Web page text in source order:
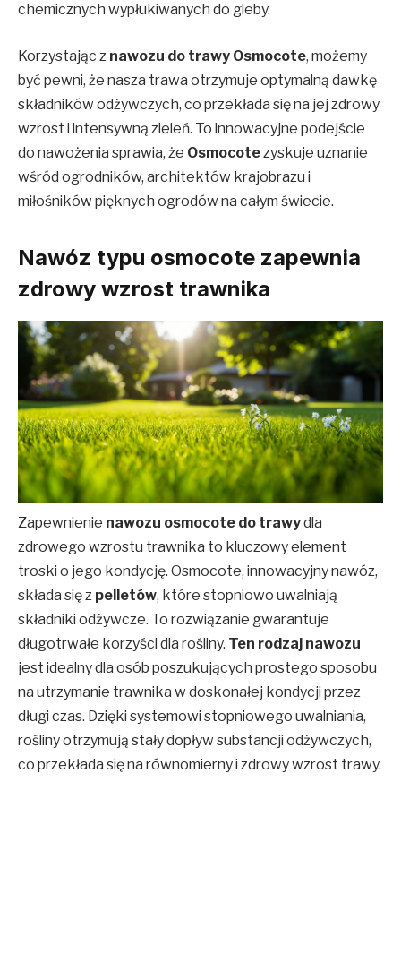
chemicznych wypłukiwanych do gleby.
Korzystając z nawozu do trawy Osmocote, możemy
być pewni, że nasza trawa otrzymuje optymalną dawkę
składników odżywczych, co przekłada się na jej zdrowy
wzrost i intensywną zieleń. To innowacyjne podejście
do nawożenia sprawia, że Osmocotezyskuje uznanie
wśród ogrodników, architektów krajobrazu i
miłośników pięknych ogrodów na całym świecie.
Nawóz typu osmocote zapewnia
zdrowy wzrost trawnika
Zapewnienie nawozu osmocote do trawydla
zdrowego wzrostu trawnika to kluczowy element
troski o jego kondycję. Osmocote, innowacyjny nawóz,
składa się z pelletów, które stopniowo uwalniają
składniki odżywcze. To rozwiązanie gwarantuje
długotrwałe korzyści dla rośliny. Ten rodzaj nawozu
jest idealny dla osób poszukujących prostego sposobu
na utrzymanie trawnika w doskonałej kondycji przez
długi czas. Dzięki systemowi stopniowego uwalniania,
rośliny otrzymują stały dopływ substancji odżywczych,
co przekłada się na równomierny i zdrowy wzrost trawy.